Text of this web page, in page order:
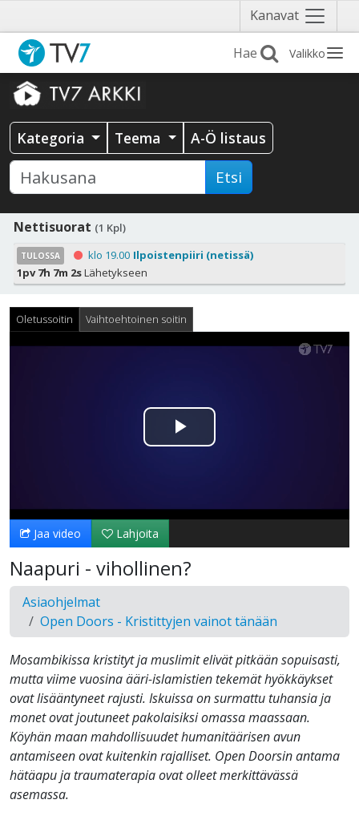
Kanavat Näytä
valikko
Valikko
Kategoria Teema A-Ö listaus
Etsi
Nettisuorat (1 Kpl)
TULOSSA klo 19.00 Ilpoistenpiiri (netissä)
1pv 7h 7m 0sLähetykseen
Oletussoitin Vaihtoehtoinen soitin
Toista
Jaa video Lahjoita
Naapuri - vihollinen?
Asiaohjelmat
Open Doors - Kristittyjen vainot tänään
Mosambikissa kristityt ja muslimit elivät pitkään sopuisasti,
mutta viime vuosina ääri-islamistien tekemät hyökkäykset
ovat lisääntyneet rajusti. Iskuissa on surmattu tuhansia ja
monet ovat joutuneet pakolaisiksi omassa maassaan.
Köyhän maan mahdollisuudet humanitäärisen avun
antamiseen ovat kuitenkin rajalliset. Open Doorsin antama
hätäapu ja traumaterapia ovat olleet merkittävässä
asemassa.